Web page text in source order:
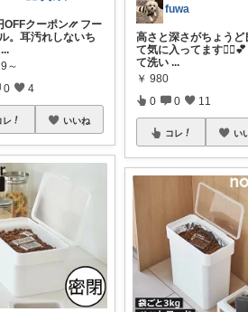
クーポン⳼ フー
。耳汚れしないち
...
～
0 4
レ いいね
fuwa
高さと深さがちょうど
て気に入ってます🙆‍♀️💕
て洗い ...
￥ 980
0 0 11
コレ い